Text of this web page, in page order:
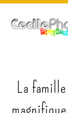
La